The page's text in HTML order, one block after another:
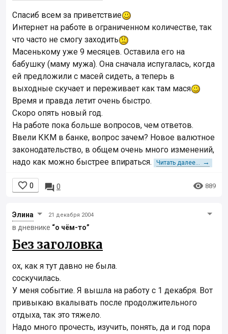
Спасиб всем за приветствие
Интернет на работе в ограниченном количестве, так
что часто не смогу заходить
Масенькому уже 9 месяцев. Оставила его на
бабушку (маму мужа). Она сначала испугалась, когда
ей предложили с масей сидеть, а теперь в
выходные скучает и переживает как там мася
Время и правда летит очень быстро.
Скоро опять новый год.
На работе пока больше вопросов, чем ответов.
Ввели ККМ в банке, вопрос зачем? Новое валютное
законодательство, в общем очень много изменений,
надо как можно быстрее впираться.
Читать далее... →
 0  0  889
Элинa 21 декабря 2004
в дневнике “о чём-то”
Без заголовка
ох, как я тут давно не была.
соскучилась.
У меня событие. Я вышла на работу с 1 декабря. Вот
привыкаю вкалывать после продолжительного
отдыха, так это тяжело.
Надо много прочесть, изучить, понять, да и год пора